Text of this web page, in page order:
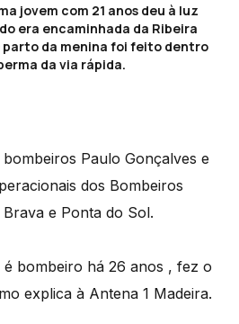
jovem com 21 anos deu à luz
era encaminhada da Ribeira
parto da menina foi feito dentro
da via rápida.
Paulo Gonçalves e
dos Bombeiros
e Ponta do Sol.
bombeiro há 26 anos , fez o
explica à Antena 1 Madeira.